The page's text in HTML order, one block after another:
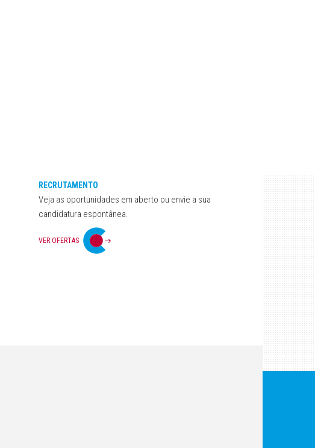
RECRUTAMENTO
Veja as oportunidades em aberto ou envie a sua
candidatura espontânea.
VER OFERTAS